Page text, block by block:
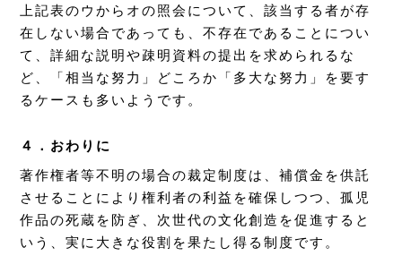
上記表のウからオの照会について、該当する者が存
在しない場合であっても、不存在であることについ
て、詳細な説明や疎明資料の提出を求められるな
ど、「相当な努力」どころか「多大な努力」を要す
るケースも多いようです。
４．おわりに
著作権者等不明の場合の裁定制度は、補償金を供託
させることにより権利者の利益を確保しつつ、孤児
作品の死蔵を防ぎ、次世代の文化創造を促進すると
いう、実に大きな役割を果たし得る制度です。